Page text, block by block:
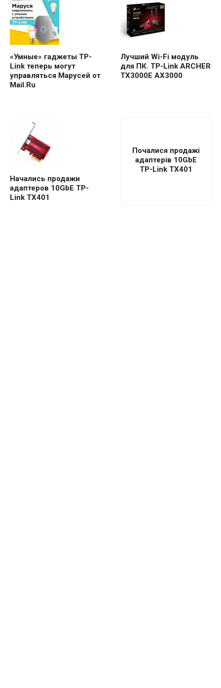
«Умные» гаджеты TP-
Link теперь могут
управляться Марусей от
Mail.Ru
Лучший Wi-Fi модуль
для ПК. TP-Link ARCHER
TX3000E AX3000
Начались продажи
адаптеров 10GbE TP-
Link TX401
Почалися продажі
адаптерів 10GbE
TP-Link TX401